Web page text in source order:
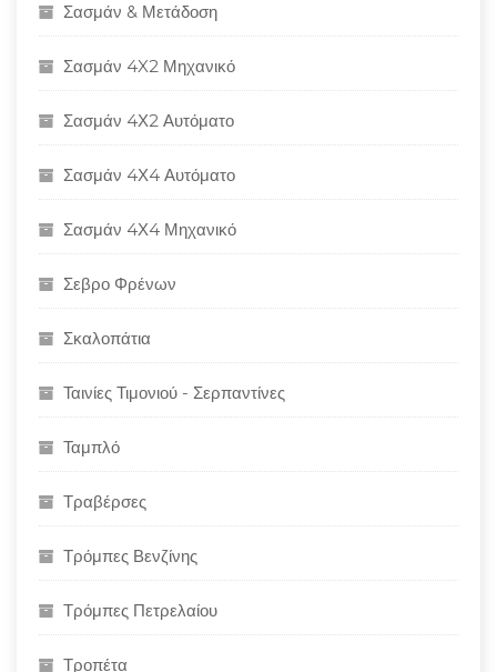
Σασμάν & Μετάδοση
Σασμάν 4X2 Μηχανικό
Σασμάν 4Χ2 Αυτόματο
Σασμάν 4Χ4 Αυτόματο
Σασμάν 4Χ4 Μηχανικό
Σεβρο Φρένων
Σκαλοπάτια
Ταινίες Τιμονιού - Σερπαντίνες
Ταμπλό
Τραβέρσες
Τρόμπες Βενζίνης
Τρόμπες Πετρελαίου
Τροπέτα